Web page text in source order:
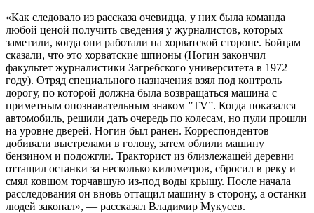
«Как следовало из рассказа очевидца, у них была команда
любой ценой получить сведения у журналистов, которых
заметили, когда они работали на хорватской стороне. Бойцам
сказали, что это хорватские шпионы (Ногин закончил
факультет журналистики Загребского университета в 1972
году). Отряд специального назначения взял под контроль
дорогу, по которой должна была возвращаться машина с
приметным опознавательным знаком ”TV”. Когда показался
автомобиль, решили дать очередь по колесам, но пули прошли
на уровне дверей. Ногин был ранен. Корреспондентов
добивали выстрелами в голову, затем облили машину
бензином и подожгли. Тракторист из близлежащей деревни
оттащил останки за несколько километров, сбросил в реку и
смял ковшом торчавшую из-под воды крышу. После начала
расследования он вновь оттащил машину в сторону, а останки
людей закопал», — рассказал Владимир Мукусев.